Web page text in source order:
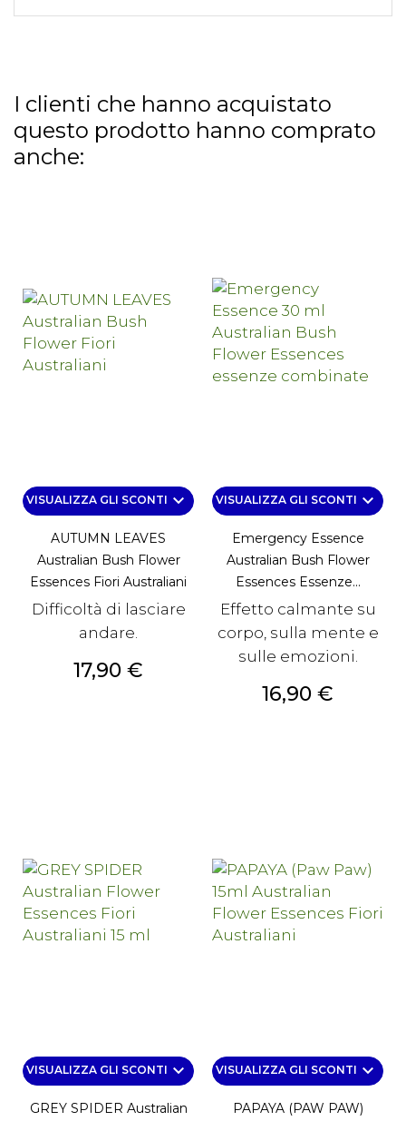
I clienti che hanno acquistato
questo prodotto hanno comprato
anche:
VISUALIZZA GLI SCONTI keyboard_arrow_down
AUTUMN LEAVES
Australian Bush Flower
Essences Fiori Australiani
Difficoltà di lasciare
andare.
Prezzo
17,90 €
VISUALIZZA GLI SCONTI keyboard_arrow_down
Emergency Essence
Australian Bush Flower
Essences Essenze...
Effetto calmante su
corpo, sulla mente e
sulle emozioni.
Prezzo
16,90 €
VISUALIZZA GLI SCONTI keyboard_arrow_down
GREY SPIDER Australian
VISUALIZZA GLI SCONTI keyboard_arrow_down
PAPAYA (PAW PAW)